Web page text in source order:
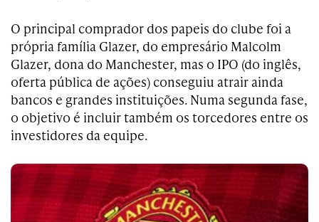
O principal comprador dos papeis do clube foi a
própria família Glazer, do empresário Malcolm
Glazer, dona do Manchester, mas o IPO (do inglês,
oferta pública de ações) conseguiu atrair ainda
bancos e grandes instituições. Numa segunda fase,
o objetivo é incluir também os torcedores entre os
investidores da equipe.